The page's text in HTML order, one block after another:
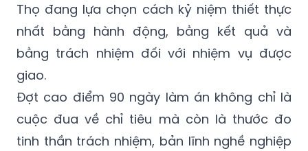
Thọ đang lựa chọn cách kỷ niệm thiết thực
nhất bằng hành động, bằng kết quả và
bằng trách nhiệm đối với nhiệm vụ được
giao.
Đợt cao điểm 90 ngày làm án không chỉ là
cuộc đua về chỉ tiêu mà còn là thước đo
tinh thần trách nhiệm, bản lĩnh nghề nghiệp